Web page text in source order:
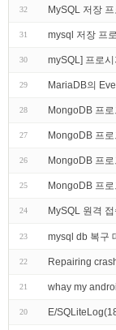
32 MySQL 저장
31 mysql 저장 프
30 mySQL] 프로
29 MariaDB의
28 MongoDB 프
27 MongoDB 프
26 MongoDB 프
25 MongoDB 프
24 MySQL 원격
23 mysql db 복구
22 Repairing
21 whay my
20 E/